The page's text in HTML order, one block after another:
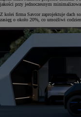
jakości przy jednoczesnym
Z kolei firma Savcor zaprojektuje dach
zasięg o około 20%, co umożliwi